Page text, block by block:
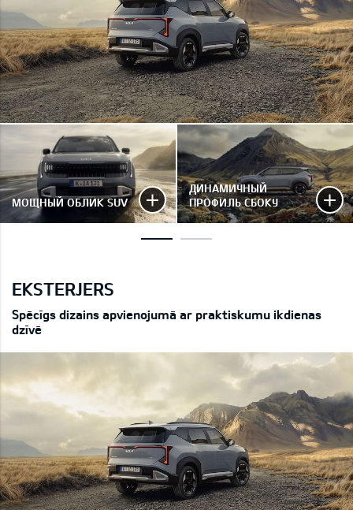
МОЩНЫЙ ОБЛИК SUV
ДИНАМИЧНЫЙ
ПРОФИЛЬ СБОКУ
EKSTERJERS
Spēcīgs dizains apvienojumā ar praktiskumu ikdienas
dzīvē